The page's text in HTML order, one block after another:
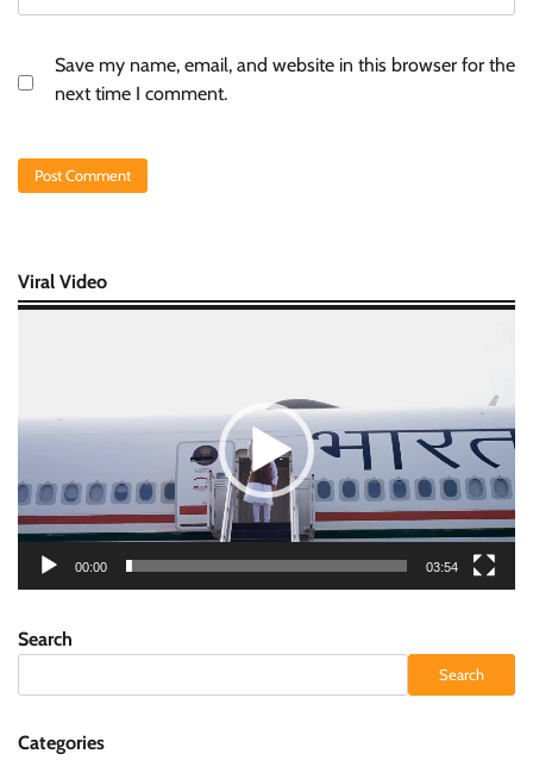
Save my name, email, and website in this browser for the
next time I comment.
Viral Video
00:00 03:54
Search
Search
Categories